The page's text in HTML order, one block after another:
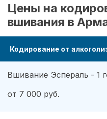
Цены на
вшивания в
Кодирование от
Вшивание Эспераль - 1
от 7 000 руб.